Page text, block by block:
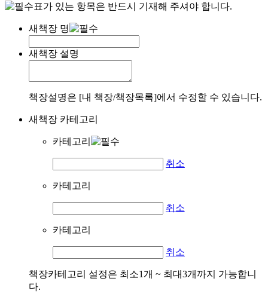
표가 있는 항목은 반드시 기재해 주셔야 합니다.
새책장 명
새책장 설명
책장설명은 [내 책장/책장목록]에서 수정할 수 있습니다.
새책장 카테고리
카테고리
취소
카테고리
취소
카테고리
취소
책장카테고리 설정은 최소1개 ~ 최대3개까지 가능합니
다.